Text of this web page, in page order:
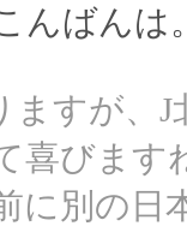
んばんは
ますが、
喜びます
に別の日